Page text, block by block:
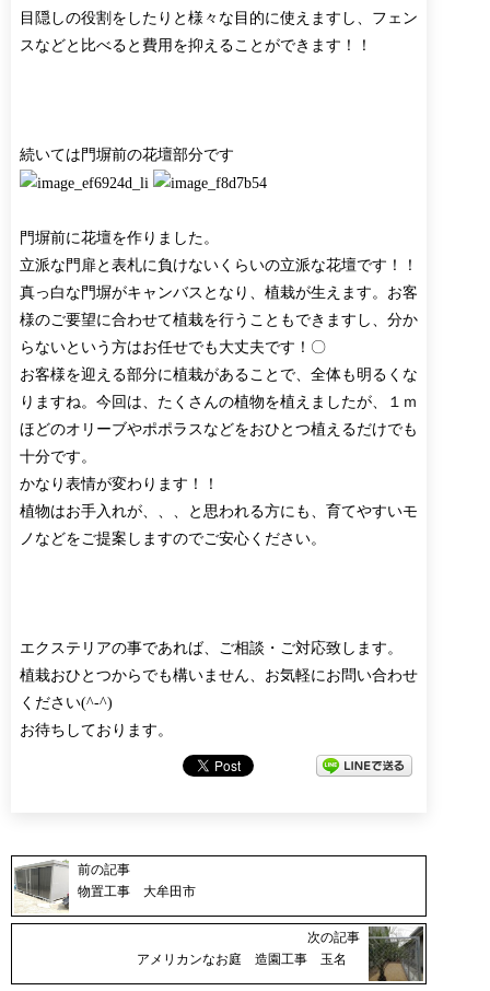
目隠しの役割をしたりと様々な目的に使えますし、フェン
スなどと比べると費用を抑えることができます！！
続いては門塀前の花壇部分です
門塀前に花壇を作りました。
立派な門扉と表札に負けないくらいの立派な花壇です！！
真っ白な門塀がキャンバスとなり、植栽が生えます。お客
様のご要望に合わせて植栽を行うこともできますし、分か
らないという方はお任せでも大丈夫です！〇
お客様を迎える部分に植栽があることで、全体も明るくな
りますね。今回は、たくさんの植物を植えましたが、１ｍ
ほどのオリーブやポポラスなどをおひとつ植えるだけでも
十分です。
かなり表情が変わります！！
植物はお手入れが、、、と思われる方にも、育てやすいモ
ノなどをご提案しますのでご安心ください。
エクステリアの事であれば、ご相談・ご対応致します。
植栽おひとつからでも構いません、お気軽にお問い合わせ
ください(^-^)
お待ちしております。
前の記事
物置工事 大牟田市
次の記事
アメリカンなお庭 造園工事 玉名